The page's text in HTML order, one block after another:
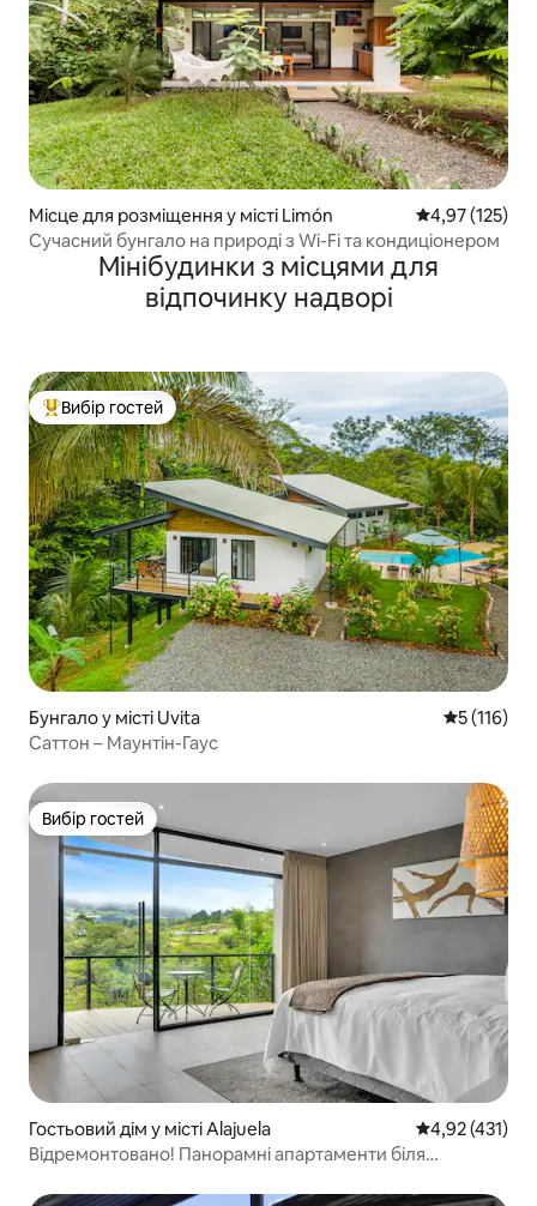
Місце для розміщення у місті Limón Середня
4,97 (125)
Сучасний бунгало на природі з Wi-Fi та кондиціонером
Мінібудинки з місцями для
відпочинку надворі
Топ вибір гостей
Вибір гостей
Бунгало у місті Uvita Середня
5 (116)
Саттон – Маунтін-Гаус
Вибір гостей
Вибір гостей
Гостьовий дім у місті Alajuela Середня
4,92 (431)
Відремонтовано! Панорамні апартаменти біля